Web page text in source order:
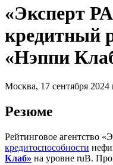
«Эксперт
кредитный
«Нэппи
Москва, 17 сентября 2024
Резюме
Рейтинговое агентство
кредитоспособности
Клаб» на уровне ruB.